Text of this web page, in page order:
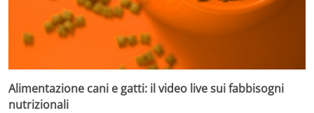
Alimentazione cani e gatti: il video live sui fabbisogni
nutrizionali